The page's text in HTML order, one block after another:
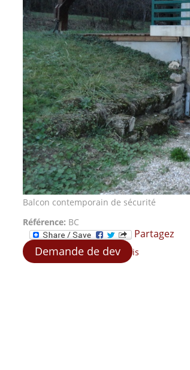
Balcon contemporain de sécurité
Référence: BC
Partagez
Demande de dev is